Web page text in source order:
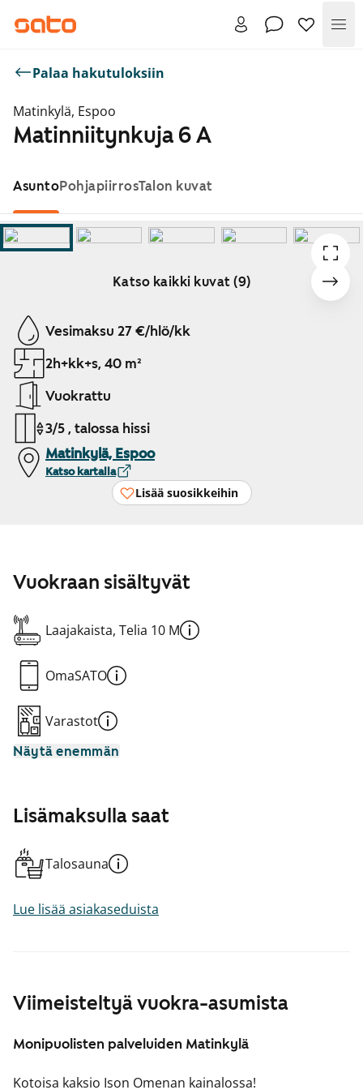
Palaa hakutuloksiin
Matinkylä, Espoo
Matinniitynkuja 6 A
AsuntoPohjapiirrosTalon kuvat
Katso kaikki kuvat (9)
Näytetään dia 1 / 9
Vesimaksu 27 €/hlö/kk
2h+kk+s, 40 m²
Vuokrattu
3/5 , talossa hissi
Matinkylä, Espoo
Katso kartalla
Lisää suosikkeihin
Viimeisteltyä vuokra-asumista
Monipuolisten palveluiden Matinkylä
Kotoisa kaksio Ison Omenan kainalossa!
Vuokraan sisältyvät
Laajakaista, Telia 10 M
OmaSATO
Varastot
Näytä enemmän
Lisämaksulla saat
Talosauna
Lue lisää asiakaseduista